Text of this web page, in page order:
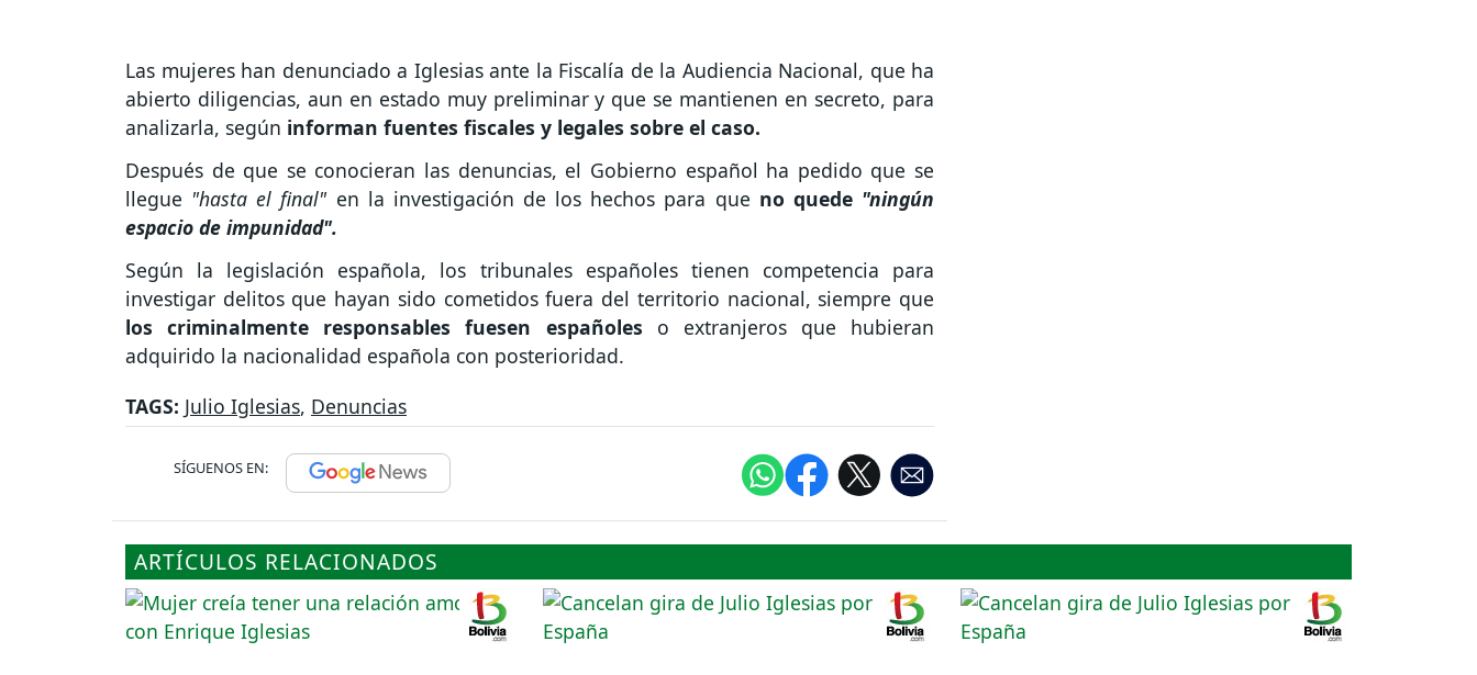
Las mujeres han denunciado a Iglesias ante la Fiscalía de la Audiencia Nacional, que ha
abierto diligencias, aun en estado muy preliminar y que se mantienen en secreto, para
analizarla, según informan fuentes fiscales y legales sobre el caso.
Después de que se conocieran las denuncias, el Gobierno español ha pedido que se
llegue "hasta el final"en la investigación de los hechos para que no quede"ningún
espacio de impunidad".
Según la legislación española, los tribunales españoles tienen competencia para
investigar delitos que hayan sido cometidos fuera del territorio nacional, siempre que
los criminalmente responsables fuesen españoles o extranjeros que hubieran
adquirido la nacionalidad española con posterioridad.
TAGS: Julio Iglesias, Denuncias
SÍGUENOS EN:
ARTÍCULOS RELACIONADOS